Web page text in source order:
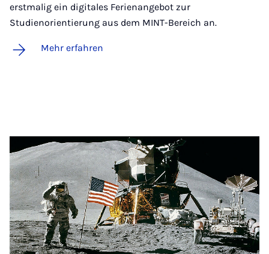
erstmalig ein digitales Ferienangebot zur
Studienorientierung aus dem MINT-Bereich an.
Mehr erfahren